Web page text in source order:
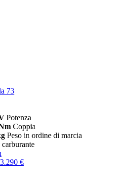
73
Potenza
Coppia
Peso in ordine di marcia
carburante
€